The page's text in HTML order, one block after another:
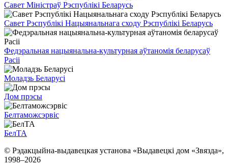
Савет Міністраў Рэспублікі Беларусь
Савет Рэспублікі Нацыянальнага сходу Рэспублікі Беларусь
Федэральная нацыянальна-культурная аўтаномія беларусаў
Расіі
Моладзь Беларусі
Дом прэсы
Белтаможсэрвіс
БелТА
© Рэдакцыйна-выдавецкая установа «Выдавецкі дом «Звязда»,
1998–2026